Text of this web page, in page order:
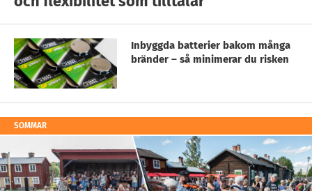
Inbyggda batterier bakom många
bränder – så minimerar du risken
SOMMAR